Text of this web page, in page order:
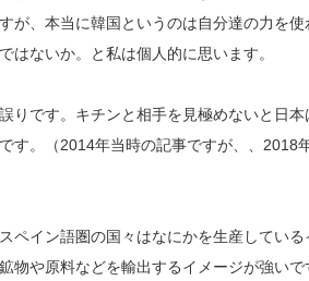
が、本当に韓国というのは自分達の力を
はないか。と私は個人的に思います。
りです。キチンと相手を見極めないと日
す。（2014年当時の記事ですが、、2018
ペイン語圏の国々はなにかを生産してい
や原料などを輸出するイメージが強いで